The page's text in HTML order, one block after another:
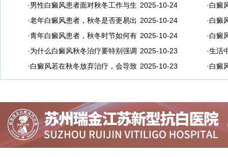
·男性白癜风患者面对秋冬工作与生 2025-10-24
·老年白癜风患者，秋冬是否更易出 2025-10-24
·青年白癜风患者，秋冬时节如何有 2025-10-24
·为什么白癜风秋冬治疗要特别强调 2025-10-23
·白癜风若在秋冬放弃治疗，会导致 2025-10-23
·白癜
·白癜
·白癜
·生活
·白癜